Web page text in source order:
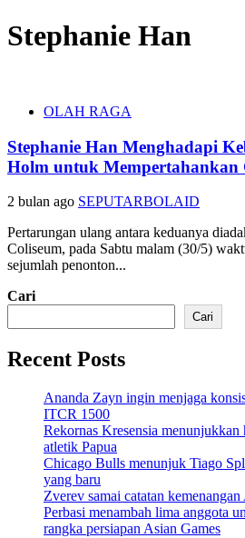
Stephanie Han
OLAH RAGA
Stephanie Han Menghadapi
Holm untuk Mempertahankan
2 bulan ago SEPUTARBOLAID
Pertarungan ulang antara keduanya
Coliseum, pada Sabtu malam (30/5)
sejumlah penonton...
Cari
Cari
Recent Posts
Ananda Zayn ingin menjaga
ITCR 1500
Rekornas Kresensia
atletik Papua
Chicago Bulls menunjuk Tiago
yang baru
Zverev samai catatan
Perbasi menambah lima anggota
rangka persiapan Asian Games